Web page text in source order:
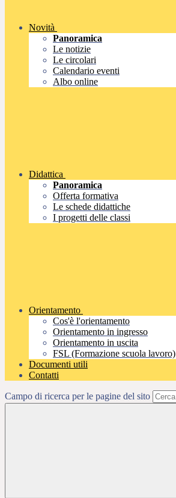
Novità
Panoramica
Le notizie
Le circolari
Calendario eventi
Albo online
Didattica
Panoramica
Offerta formativa
Le schede didattiche
I progetti delle classi
Orientamento
Cos'è l'orientamento
Orientamento in ingresso
Orientamento in uscita
FSL (Formazione scuola lavoro)
Documenti utili
Contatti
Campo di ricerca per le pagine del sito